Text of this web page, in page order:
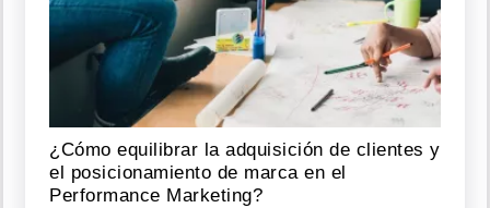
¿Cómo equilibrar la adquisición de clientes y
el posicionamiento de marca en el
Performance Marketing?